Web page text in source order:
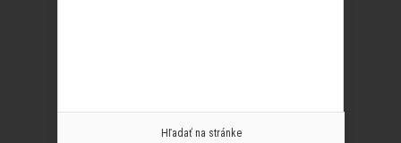
Hľadať na stránke